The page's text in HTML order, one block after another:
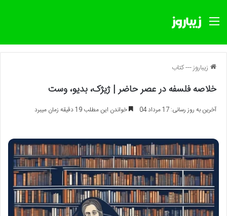
منو
زیباروز---کتاب
خلاصه فلسفه در عصر حاضر | ژیژک، بدیو، وست
آخرین به روز رسانی: 17 مرداد 04 خواندن این مطلب 19 دقیقه زمان میبرد